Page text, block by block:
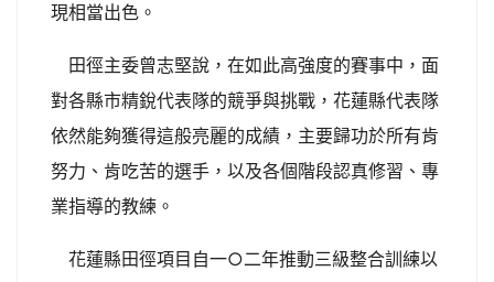
現相當出色。
田徑主委曾志堅說，在如此高強度的賽事中，面
對各縣市精銳代表隊的競爭與挑戰，花蓮縣代表隊
依然能夠獲得這般亮麗的成績，主要歸功於所有肯
努力、肯吃苦的選手，以及各個階段認真修習、專
業指導的教練。
花蓮縣田徑項目自一○二年推動三級整合訓練以